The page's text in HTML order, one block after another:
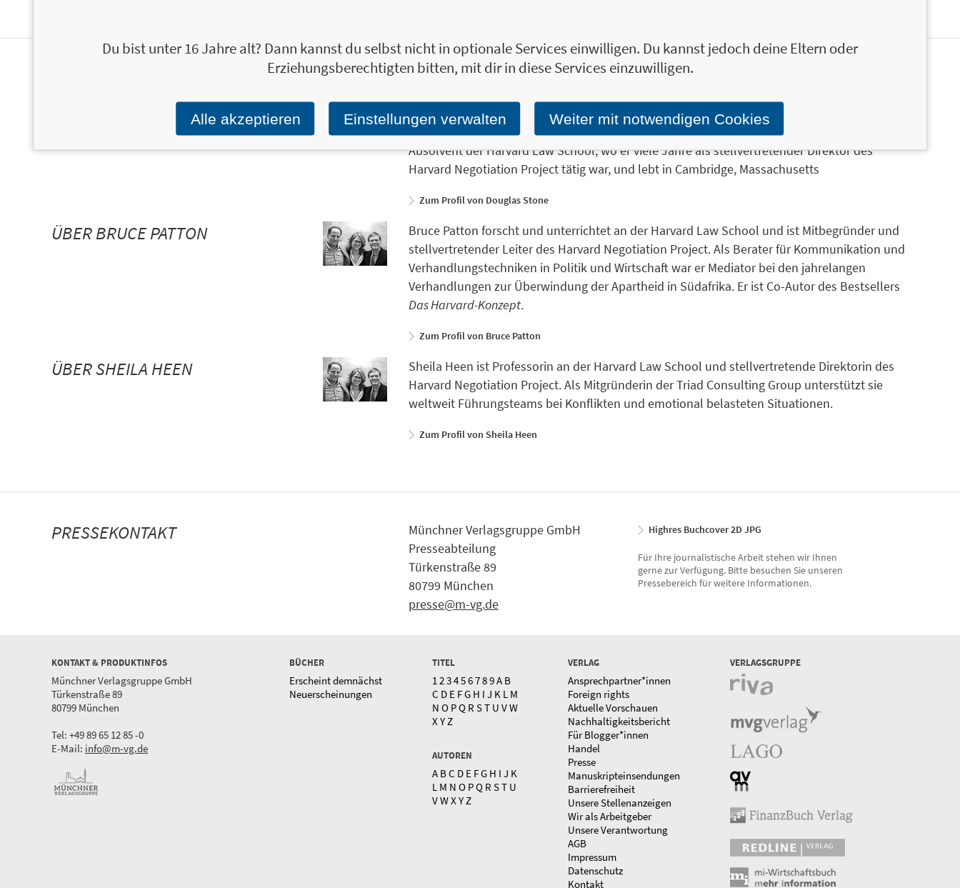
Douglas Stone ist Dozent für Rechtswissenschaften an der Harvard Law School und Gründer
unterstützt Führungskräfte weltweit dabei, Konflikte konstruktiv zu lösen, und hat mit einer
Vielzahl von Organisationen und gemeinnützigen Einrichtungen zusammengearbeitet. Er ist
Absolvent der Harvard Law School, wo er viele Jahre als stellvertretender Direktor des
Harvard Negotiation Project tätig war, und lebt in Cambridge, Massachusetts
Zum Profil von Douglas Stone
ÜBER BRUCE PATTON
Bruce Patton forscht und unterrichtet an der Harvard Law School und ist Mitbegründer und
stellvertretender Leiter des Harvard Negotiation Project. Als Berater für Kommunikation und
Verhandlungstechniken in Politik und Wirtschaft war er Mediator bei den jahrelangen
Verhandlungen zur Überwindung der Apartheid in Südafrika. Er ist Co-Autor des Bestsellers
Das Harvard-Konzept.
Zum Profil von Bruce Patton
ÜBER SHEILA HEEN
Sheila Heen ist Professorin an der Harvard Law School und stellvertretende Direktorin des
Harvard Negotiation Project. Als Mitgründerin der Triad Consulting Group unterstützt sie
weltweit Führungsteams bei Konflikten und emotional belasteten Situationen.
Zum Profil von Sheila Heen
PRESSEKONTAKT
Münchner Verlagsgruppe GmbH
Presseabteilung
Türkenstraße 89
80799 München
presse@m-vg.de
Highres Buchcover 2D JPG
Für Ihre journalistische Arbeit stehen wir Ihnen
gerne zur Verfügung. Bitte besuchen Sie unseren
Pressebereich für weitere Informationen.
KONTAKT & PRODUKTINFOS
Münchner Verlagsgruppe GmbH
Türkenstraße 89
80799 München
Tel: +49 89 65 12 85 -0
E-Mail: info@m-vg.de
BÜCHER
Erscheint demnächst
Neuerscheinungen
TITEL
1 23456789A B
C D E FG H I J K L M
N O PQ R ST U VW
X Y Z
AUTOREN
A BC D E FG H I J K
L M N O PQ R ST U
VWX Y Z
VERLAG
Ansprechpartner*innen
Foreign rights
Aktuelle Vorschauen
Nachhaltigkeitsbericht
Für Blogger*innen
Handel
Presse
Manuskripteinsendungen
Barrierefreiheit
Unsere Stellenanzeigen
Wir als Arbeitgeber
Unsere Verantwortung
AGB
Impressum
Datenschutz
Kontakt
VERLAGSGRUPPE
Du bist unter 16 Jahre alt? Dann kannst du selbst nicht in optionale Services einwilligen. Du kannst jedoch deine Eltern oder
Erziehungsberechtigten bitten, mit dir in diese Services einzuwilligen.
Alle akzeptieren Einstellungen verwalten Weiter mit notwendigen Cookies